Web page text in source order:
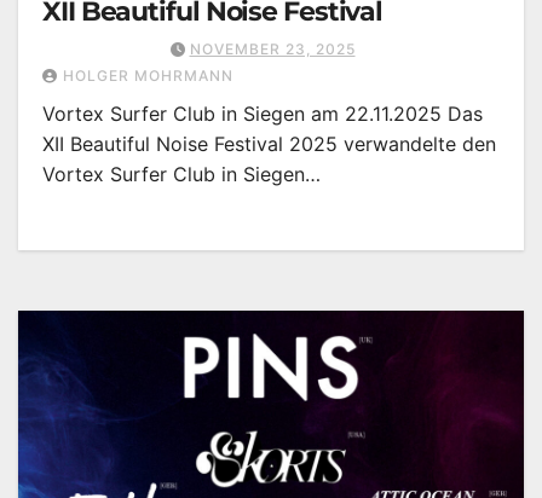
XII Beautiful Noise Festival
NOVEMBER 23, 2025
HOLGER MOHRMANN
Vortex Surfer Club in Siegen am 22.11.2025 Das
XII Beautiful Noise Festival 2025 verwandelte den
Vortex Surfer Club in Siegen…